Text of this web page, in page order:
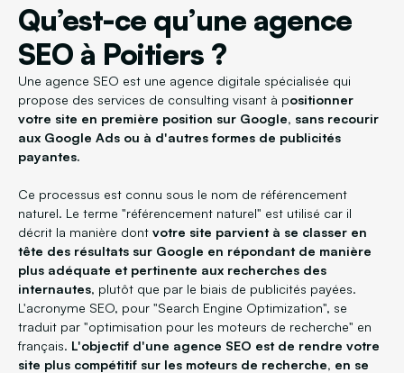
Qu’est-ce qu’une agence
SEO à Poitiers ?
Une agence SEO est une agence digitale spécialisée qui
propose des services de consulting visant à positionner
votre site en première position sur Google, sans recourir
aux Google Ads ou à d'autres formes de publicités
payantes.
Ce processus est connu sous le nom de référencement
naturel. Le terme "référencement naturel" est utilisé car il
décrit la manière dont votre site parvient à se classer en
tête des résultats sur Google en répondant de manière
plus adéquate et pertinente aux recherches des
internautes, plutôt que par le biais de publicités payées.
L'acronyme SEO, pour "Search Engine Optimization", se
traduit par "optimisation pour les moteurs de recherche" en
français. L'objectif d'une agence SEO est de rendre votre
site plus compétitif sur les moteurs de recherche, en se